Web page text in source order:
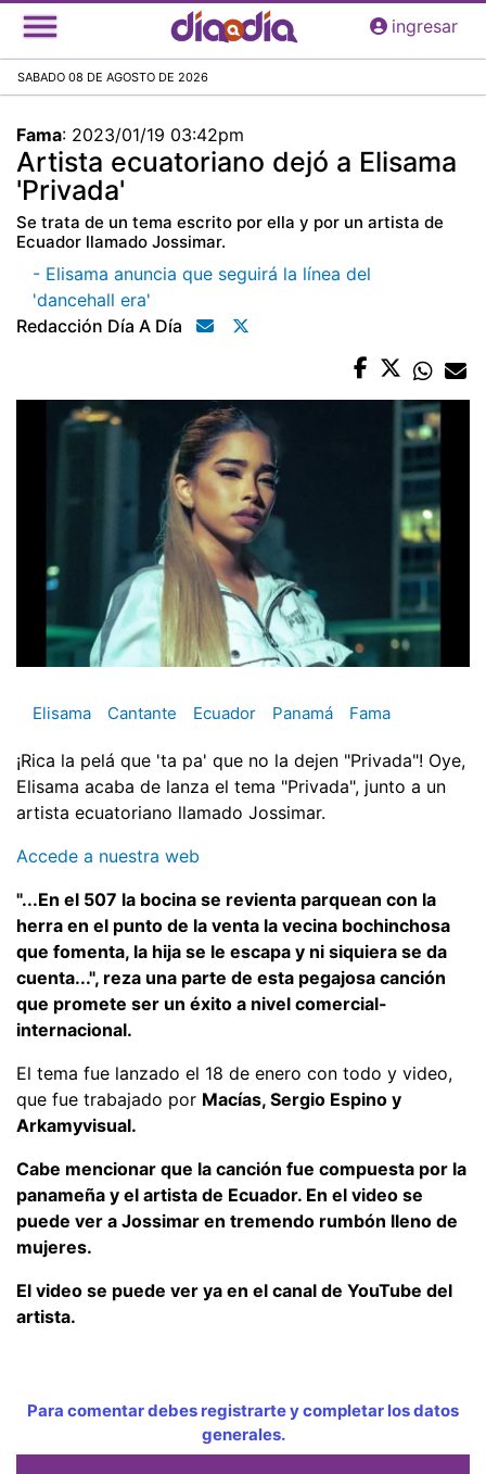
Pasar
al
principal
ingresar
SABADO 08 DE AGOSTO DE 2026
Fama: 2023/01/19 03:42pm
Artista ecuatoriano dejó a Elisama
'Privada'
Se trata de un tema escrito por ella y por un artista de
Ecuador llamado Jossimar.
- Elisama anuncia que seguirá la línea del
'dancehall era'
Redacción Día A Día
Elisama Cantante Ecuador Panamá Fama
¡Rica la pelá que 'ta pa' que no la dejen "Privada"! Oye,
Elisama acaba de lanza el tema "Privada", junto a un
artista ecuatoriano llamado Jossimar.
Accede a nuestra web
"...En el 507 la bocina se revienta parquean con la
herra en el punto de la venta la vecina bochinchosa
que fomenta, la hija se le escapa y ni siquiera se da
cuenta...", reza una parte de esta pegajosa canción
que promete ser un éxito a nivel comercial-
internacional.
El tema fue lanzado el 18 de enero con todo y video,
que fue trabajado por Macías, Sergio Espino y
Arkamyvisual.
Cabe mencionar que la canción fue compuesta por la
panameña y el artista de Ecuador. En el video se
puede ver a Jossimar en tremendo rumbón lleno de
mujeres.
El video se puede ver ya en el canal de YouTube del
artista.
Para comentar debes registrarte y completar los datos
generales.